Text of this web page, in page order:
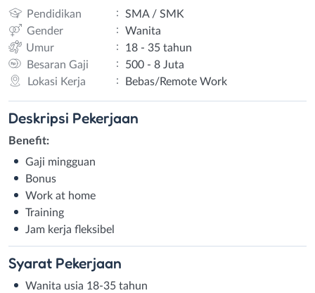
Pendidikan :
SMA / SMK
Gender
:
Wanita
Umur
:
18 - 35 tahun
Besaran Gaji
:
500 - 8 Juta
Lokasi Kerja
: Bebas/Remote Work
Deskripsi Pekerjaan
Benefit:
Gaji mingguan
Bonus
Work at home
Training
Jam kerja fleksibel
Syarat Pekerjaan
Wanita usia 18-35 tahun